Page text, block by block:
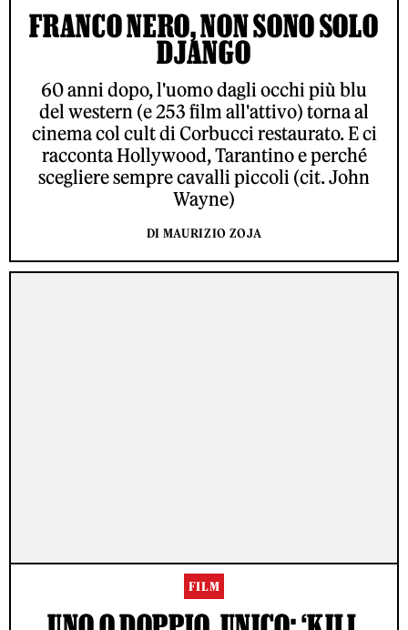
FRANCO NERO, NON SONO SOLO
DJANGO
60 anni dopo, l'uomo dagli occhi più blu
del western (e 253 film all'attivo) torna al
cinema col cult di Corbucci restaurato. E ci
racconta Hollywood, Tarantino e perché
scegliere sempre cavalli piccoli (cit. John
Wayne)
DI MAURIZIO ZOJA
FILM